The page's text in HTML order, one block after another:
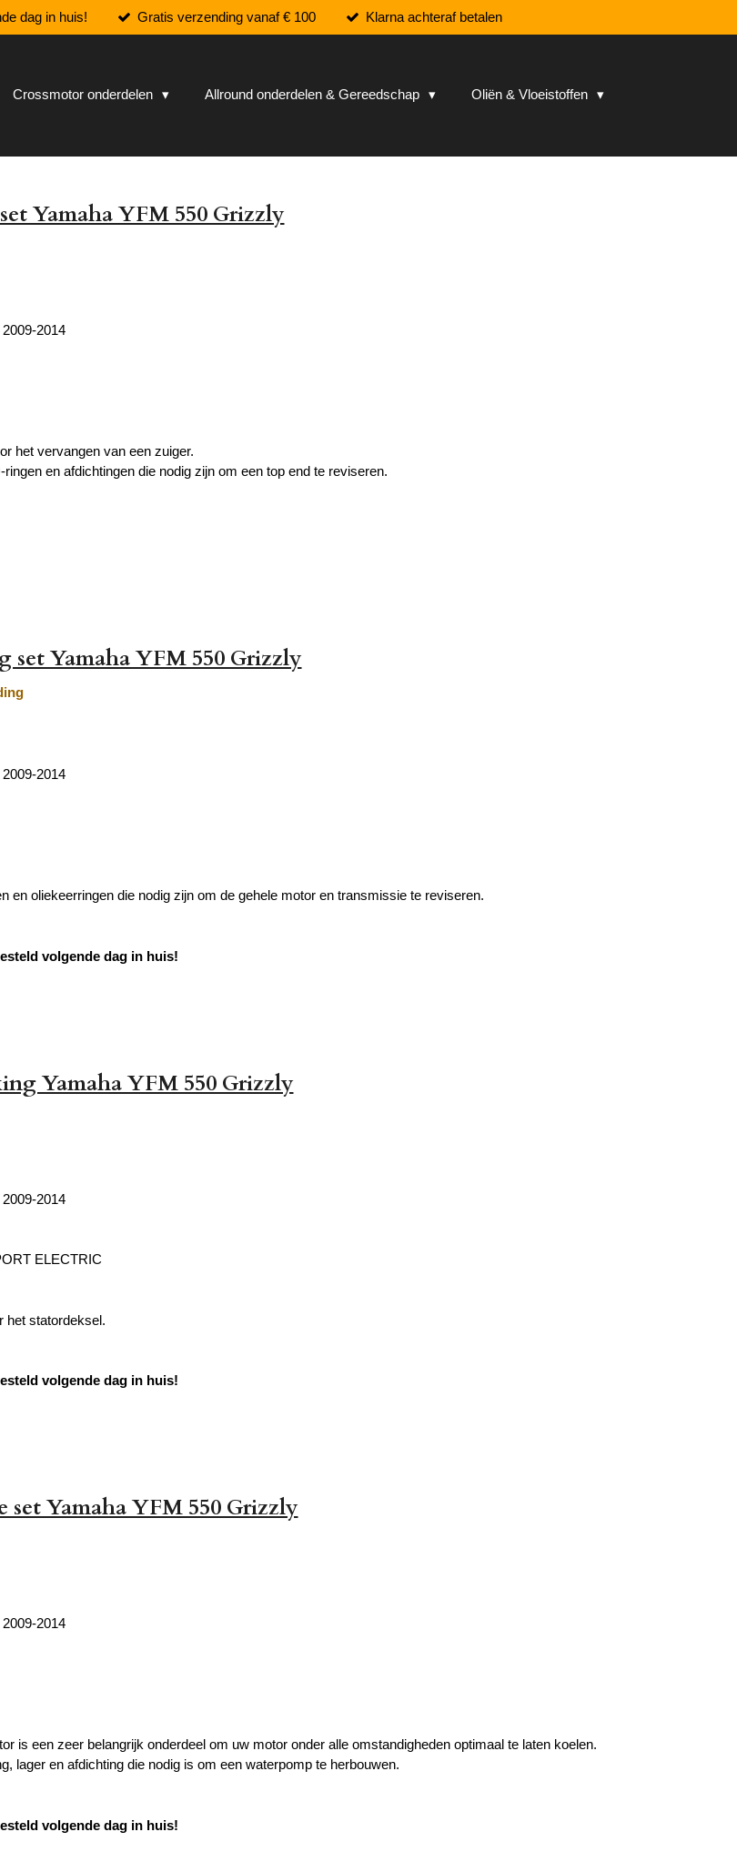
dag in huis! Gratis verzending vanaf € 100 Klarna achteraf betalen
Crossmotor onderdelen Allround onderdelen & Gereedschap
Oliën & Vloeistoffen
Yamaha YFM 550 Grizzly
2014
het vervangen van een zuiger.
en afdichtingen die nodig zijn om een ​​top end te reviseren.
set Yamaha YFM 550 Grizzly
2014
en oliekeerringen die nodig zijn om de gehele motor en transmissie te reviseren.
volgende dag in huis!
Yamaha YFM 550 Grizzly
2014
ELECTRIC
het statordeksel.
volgende dag in huis!
set Yamaha YFM 550 Grizzly
2014
is een zeer belangrijk onderdeel om uw motor onder alle omstandigheden optimaal te laten koelen.
lager en afdichting die nodig is om een ​​waterpomp te herbouwen.
volgende dag in huis!